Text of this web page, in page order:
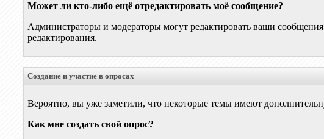
Может ли кто-либо ещё отредактировать моё сообщение?
Администраторы и модераторы могут редактировать ваши
редактирования.
Создание и участие в опросах
Вероятно, вы уже заметили, что некоторые темы имеют
Как мне создать свой опрос?